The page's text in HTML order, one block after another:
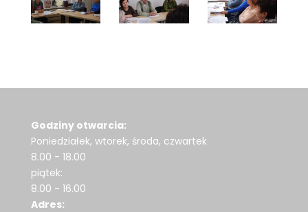
Godziny otwarcia:
Poniedziałek, wtorek, środa, czwartek
8.00 - 18.00
piątek:
8.00 - 16.00
Adres: